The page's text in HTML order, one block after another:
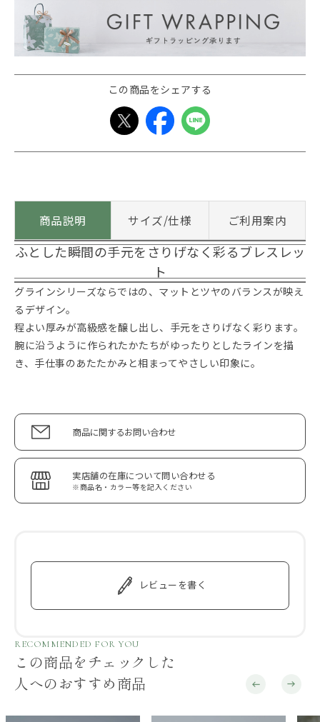
この商品をシェアする
商品説明 サイズ/仕様 ご利用案内
ふとした瞬間の手元をさりげなく彩るブレスレッ
ト
グラインシリーズならではの、マットとツヤのバランスが映え
るデザイン。
程よい厚みが高級感を醸し出し、手元をさりげなく彩ります。
腕に沿うように作られたかたちがゆったりとしたラインを描
き、手仕事のあたたかみと相まってやさしい印象に。
商品に関するお問い合わせ
実店舗の在庫について問い合わせる
※商品名・カラー等を記入ください
レビューを書く
RECOMMENDED FOR YOU
この商品をチェックした
人へのおすすめ商品